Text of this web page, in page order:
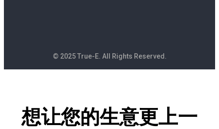
© 2025 True-E. All Rights Reserved.
想让您的生意更上一